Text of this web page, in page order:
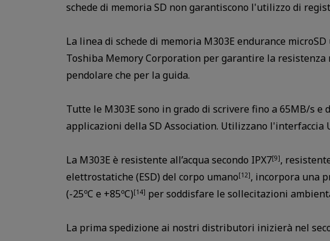
schede di memoria SD non garantiscono l'utilizzo di
La linea di schede di memoria M303E endurance
Toshiba Memory Corporation per garantire la
pendolare che per la guida.
Tutte le M303E sono in grado di scrivere fino a 65MB/s e
applicazioni della SD Association. Utilizzano l'interfaccia
La M303E è resistente all’acqua secondo IPX7[9],
elettrostatiche (ESD) del corpo umano[12], incorpora una
(-25ºC e +85ºC)[14] per soddisfare le sollecitazioni
La prima spedizione ai nostri distributori inizierà nel